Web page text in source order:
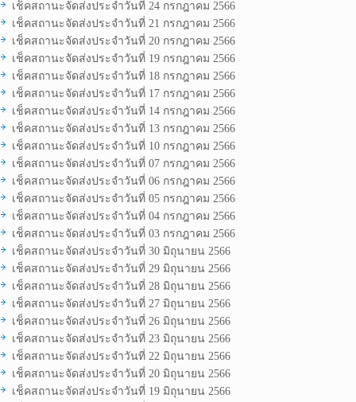
เช็คสถานะจัดส่งประจำวันที่ 24 กรกฎาคม 2566
เช็คสถานะจัดส่งประจำวันที่ 21 กรกฎาคม 2566
เช็คสถานะจัดส่งประจำวันที่ 20 กรกฎาคม 2566
เช็คสถานะจัดส่งประจำวันที่ 19 กรกฎาคม 2566
เช็คสถานะจัดส่งประจำวันที่ 18 กรกฎาคม 2566
เช็คสถานะจัดส่งประจำวันที่ 17 กรกฎาคม 2566
เช็คสถานะจัดส่งประจำวันที่ 14 กรกฎาคม 2566
เช็คสถานะจัดส่งประจำวันที่ 13 กรกฎาคม 2566
เช็คสถานะจัดส่งประจำวันที่ 10 กรกฎาคม 2566
เช็คสถานะจัดส่งประจำวันที่ 07 กรกฎาคม 2566
เช็คสถานะจัดส่งประจำวันที่ 06 กรกฎาคม 2566
เช็คสถานะจัดส่งประจำวันที่ 05 กรกฎาคม 2566
เช็คสถานะจัดส่งประจำวันที่ 04 กรกฎาคม 2566
เช็คสถานะจัดส่งประจำวันที่ 03 กรกฎาคม 2566
เช็คสถานะจัดส่งประจำวันที่ 30 มิถุนายน 2566
เช็คสถานะจัดส่งประจำวันที่ 29 มิถุนายน 2566
เช็คสถานะจัดส่งประจำวันที่ 28 มิถุนายน 2566
เช็คสถานะจัดส่งประจำวันที่ 27 มิถุนายน 2566
เช็คสถานะจัดส่งประจำวันที่ 26 มิถุนายน 2566
เช็คสถานะจัดส่งประจำวันที่ 23 มิถุนายน 2566
เช็คสถานะจัดส่งประจำวันที่ 22 มิถุนายน 2566
เช็คสถานะจัดส่งประจำวันที่ 20 มิถุนายน 2566
เช็คสถานะจัดส่งประจำวันที่ 19 มิถุนายน 2566